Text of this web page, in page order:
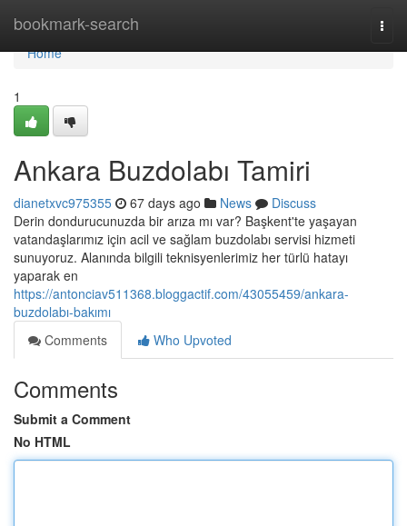
bookmark-search
Home
Home
1
Ankara Buzdolabı Tamiri
dianetxvc975355 67 days ago News
Discuss
Derin dondurucunuzda bir arıza mı var? Başkent'te yaşayan
vatandaşlarımız için acil ve sağlam buzdolabı servisi hizmeti
sunuyoruz. Alanında bilgili teknisyenlerimiz her türlü hatayı
yaparak en
https://antonciav511368.bloggactif.com/43055459/ankara-
buzdolabı-bakımı
Comments
Who Upvoted
Comments
Submit a Comment
No HTML